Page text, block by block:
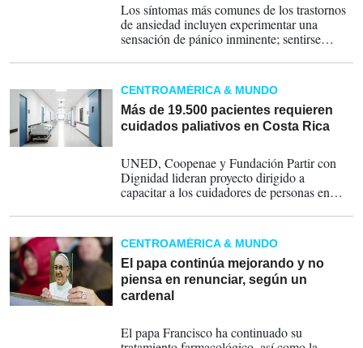
Los síntomas más comunes de los trastornos
de ansiedad incluyen experimentar una
sensación de pánico inminente; sentirse
de la frecuencia cardíaca; pensar
obsesivamente en el desencadenante de su
pánico; sudar y temblar.
CENTROAMÉRICA & MUNDO
Más de 19.500 pacientes requieren
cuidados paliativos en Costa Rica
UNED, Coopenae y Fundación Partir con
Dignidad lideran proyecto dirigido a
capacitar a los cuidadores de personas en
CENTROAMÉRICA & MUNDO
El papa continúa mejorando y no
piensa en renunciar, según un
cardenal
El papa Francisco ha continuado su